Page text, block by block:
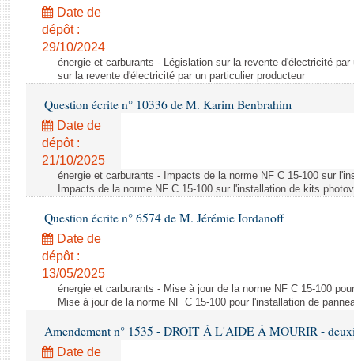
Date de
dépôt :
29/10/2024
énergie et carburants - Législation sur la revente d'électricité
sur la revente d'électricité par un particulier producteur
Question écrite n° 10336 de M. Karim Benbrahim
Date de
dépôt :
21/10/2025
énergie et carburants - Impacts de la norme NF C 15-100 sur
Impacts de la norme NF C 15-100 sur l'installation de kits
Question écrite n° 6574 de M. Jérémie Iordanoff
Date de
dépôt :
13/05/2025
énergie et carburants - Mise à jour de la norme NF C 15-100
Mise à jour de la norme NF C 15-100 pour l'installation de
Amendement n° 1535 - DROIT À L'AIDE À MOURIR -
Date de